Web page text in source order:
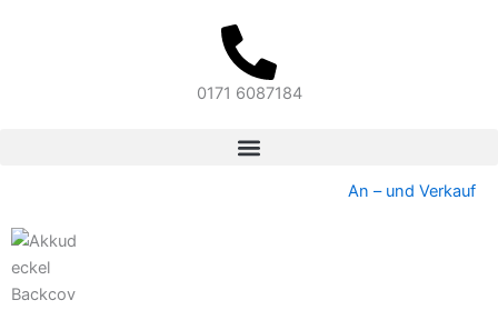
0171 6087184
An – und Verkauf